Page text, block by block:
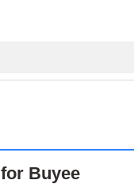
Buyee